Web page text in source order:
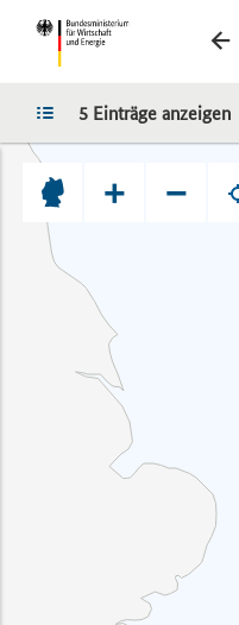
LISTE
5 Einträge anzeigen
+ −